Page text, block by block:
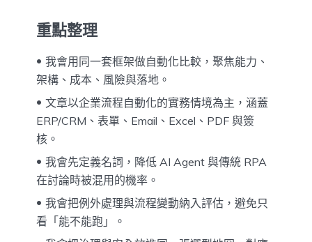
重點整理
我會用同一套框架做自動化比較，聚焦能力、
架構、成本、風險與落地。
文章以企業流程自動化的實務情境為主，涵蓋
ERP/CRM、表單、Email、Excel、PDF 與簽
核。
我會先定義名詞，降低 AI Agent 與傳統 RPA
在討論時被混用的機率。
我會把例外處理與流程變動納入評估，避免只
看「能不能跑」。